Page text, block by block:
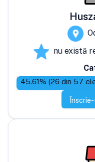
nu există
45.61% (26 din 57